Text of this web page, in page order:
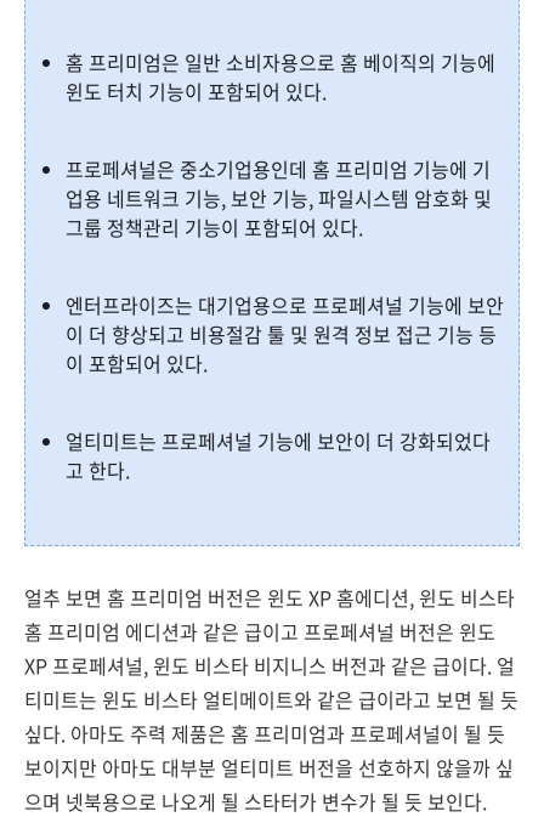
홈 프리미엄은 일반 소비자용으로 홈 베이직의 기능에
윈도 터치 기능이 포함되어 있다.
프로페셔널은 중소기업용인데 홈 프리미엄 기능에 기
업용 네트워크 기능, 보안 기능, 파일시스템 암호화 및
그룹 정책관리 기능이 포함되어 있다.
엔터프라이즈는 대기업용으로 프로페셔널 기능에 보안
이 더 향상되고 비용절감 툴 및 원격 정보 접근 기능 등
이 포함되어 있다.
얼티미트는 프로페셔널 기능에 보안이 더 강화되었다
고 한다.
얼추 보면 홈 프리미엄 버전은 윈도 XP 홈에디션, 윈도 비스타
홈 프리미엄 에디션과 같은 급이고 프로페셔널 버전은 윈도
XP 프로페셔널, 윈도 비스타 비지니스 버전과 같은 급이다. 얼
티미트는 윈도 비스타 얼티메이트와 같은 급이라고 보면 될 듯
싶다. 아마도 주력 제품은 홈 프리미엄과 프로페셔널이 될 듯
보이지만 아마도 대부분 얼티미트 버전을 선호하지 않을까 싶
으며 넷북용으로 나오게 될 스타터가 변수가 될 듯 보인다.